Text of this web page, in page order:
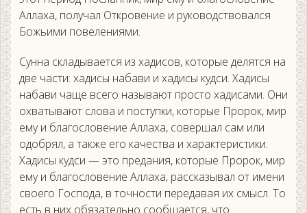
Аллаха, получал Откровение и руководствовался
Божьими повелениями.
Сунна складывается из хадисов, которые делятся на
две части: хадисы набави и хадисы кудси. Хадисы
набави чаще всего называют просто хадисами. Они
охватывают слова и поступки, которые Пророк, мир
ему и благословение Аллаха, совершал сам или
одобрял, а также его качества и характеристики.
Хадисы кудси — это предания, которые Пророк, мир
ему и благословение Аллаха, рассказывал от имени
своего Господа, в точности передавая их смысл. То
есть в них обязательно сообщается, что